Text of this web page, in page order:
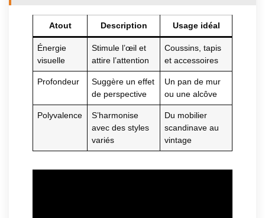
Atout Description Usage idéal
Énergie
visuelle
Stimule l’œil et
attire l’attention
Coussins, tapis
et accessoires
Profondeur
Suggère un effet
de perspective
Un pan de mur
ou une alcôve
Polyvalence
S’harmonise
avec des styles
variés
Du mobilier
scandinave au
vintage